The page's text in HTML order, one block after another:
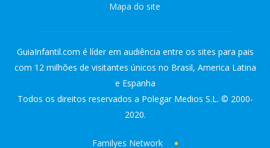
Mapa do site
GuiaInfantil.com é líder em audiência entre os sites para pais
com 12 milhões de visitantes únicos no Brasil, America Latina
e Espanha
Todos os direitos reservados a Polegar Medios S.L. © 2000-
2020.
Familyes Network